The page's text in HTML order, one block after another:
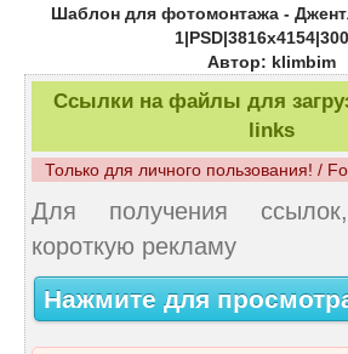
Шаблон для фотомонтажа -
Автор: klimbim
Ссылки на файлы для
links
Только для личного пользования! /
Для получения
короткую рекламу
Нажмите для